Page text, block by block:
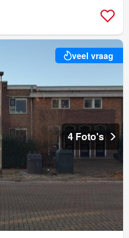
veel vraag
4 Foto's